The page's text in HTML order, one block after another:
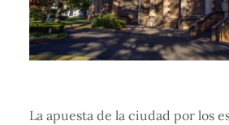
La apuesta de la ciudad por los